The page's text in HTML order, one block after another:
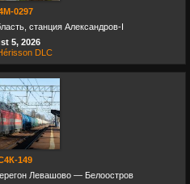
0297
станция Александров-I
5, 2026
DLC
149
Левашово — Белоостров